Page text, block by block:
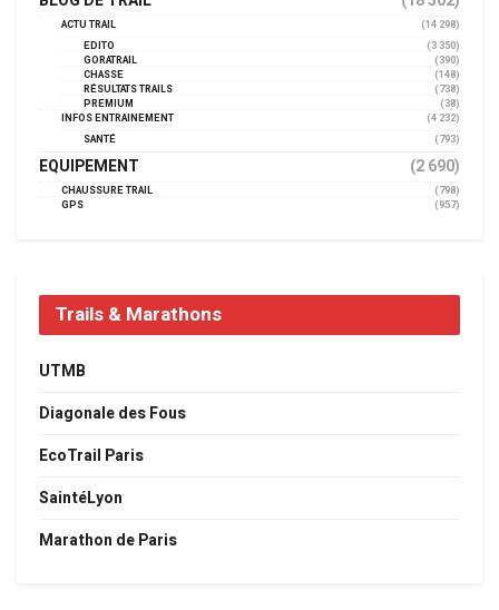
ACTU TRAIL
(14 298)
EDITO
(3 350)
GORATRAIL
(390)
CHASSE
(148)
RÉSULTATS TRAILS
(738)
PREMIUM
(38)
INFOS ENTRAINEMENT
(4 232)
SANTÉ
(793)
EQUIPEMENT (2 690)
CHAUSSURE TRAIL
(798)
GPS
(957)
Trails & Marathons
UTMB
Diagonale des Fous
EcoTrail Paris
SaintéLyon
Marathon de Paris